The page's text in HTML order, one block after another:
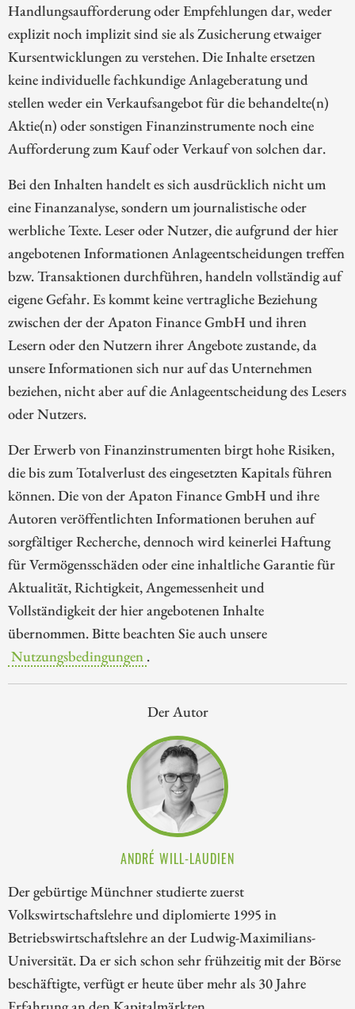
Handlungsaufforderung oder Empfehlungen dar, weder
explizit noch implizit sind sie als Zusicherung etwaiger
Kursentwicklungen zu verstehen. Die Inhalte ersetzen
keine individuelle fachkundige Anlageberatung und
stellen weder ein Verkaufsangebot für die behandelte(n)
Aktie(n) oder sonstigen Finanzinstrumente noch eine
Aufforderung zum Kauf oder Verkauf von solchen dar.
Bei den Inhalten handelt es sich ausdrücklich nicht um
eine Finanzanalyse, sondern um journalistische oder
werbliche Texte. Leser oder Nutzer, die aufgrund der hier
angebotenen Informationen Anlageentscheidungen treffen
bzw. Transaktionen durchführen, handeln vollständig auf
eigene Gefahr. Es kommt keine vertragliche Beziehung
zwischen der der Apaton Finance GmbH und ihren
Lesern oder den Nutzern ihrer Angebote zustande, da
unsere Informationen sich nur auf das Unternehmen
beziehen, nicht aber auf die Anlageentscheidung des Lesers
oder Nutzers.
Der Erwerb von Finanzinstrumenten birgt hohe Risiken,
die bis zum Totalverlust des eingesetzten Kapitals führen
können. Die von der Apaton Finance GmbH und ihre
Autoren veröffentlichten Informationen beruhen auf
sorgfältiger Recherche, dennoch wird keinerlei Haftung
für Vermögensschäden oder eine inhaltliche Garantie für
Aktualität, Richtigkeit, Angemessenheit und
Vollständigkeit der hier angebotenen Inhalte
übernommen. Bitte beachten Sie auch unsere
Nutzungsbedingungen .
Der Autor
ANDRÉ WILL-LAUDIEN
Der gebürtige Münchner studierte zuerst
Volkswirtschaftslehre und diplomierte 1995 in
Betriebswirtschaftslehre an der Ludwig-Maximilians-
Universität. Da er sich schon sehr frühzeitig mit der Börse
beschäftigte, verfügt er heute über mehr als 30 Jahre